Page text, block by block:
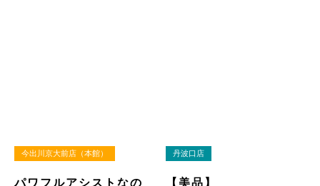
今出川京大前店（本館）
パワフルアシストなの
丹波口店
【美品】